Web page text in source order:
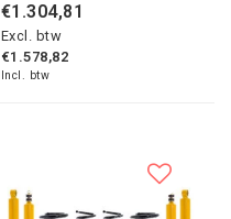
€1.304,81
Excl. btw
€1.578,82
Incl. btw